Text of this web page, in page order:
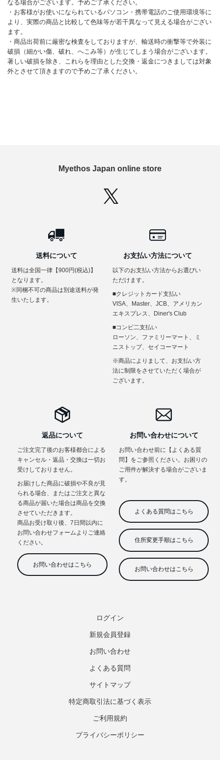
Myethos Japan online store
ログイン
新規会員登録
お問い合わせ
よくある質問
サイトマップ
特定商取引法に基づく表示
ご利用規約
プライバシーポリシー